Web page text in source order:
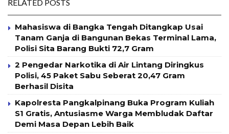
RELATED POSTS
Mahasiswa di Bangka Tengah Ditangkap Usai
Tanam Ganja di Bangunan Bekas Terminal Lama,
Polisi Sita Barang Bukti 72,7 Gram
2 Pengedar Narkotika di Air Lintang Diringkus
Polisi, 45 Paket Sabu Seberat 20,47 Gram
Berhasil Disita
Kapolresta Pangkalpinang Buka Program Kuliah
S1 Gratis, Antusiasme Warga Membludak Daftar
Demi Masa Depan Lebih Baik